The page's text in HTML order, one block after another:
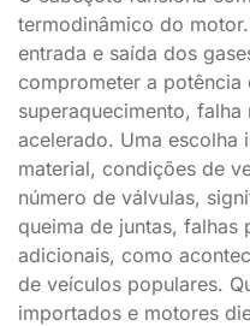
termodinâmico do
entrada e saída dos
comprometer a potência
superaquecimento,
acelerado. Uma escolha
material, condições de
número de válvulas,
queima de juntas, falhas
adicionais, como
de veículos populares.
importados e motores